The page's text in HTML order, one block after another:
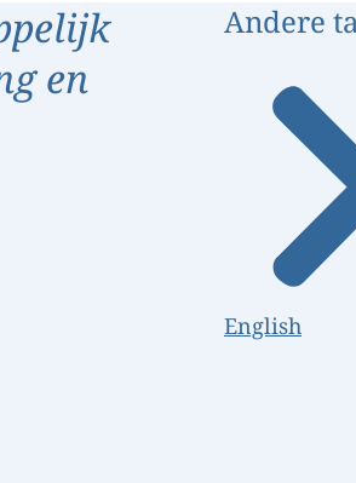
en
Andere
English